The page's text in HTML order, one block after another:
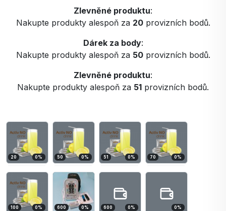
Zlevněné produktu:
Nakupte produkty alespoň za 20provizních bodů.
Dárek za body:
Nakupte produkty alespoň za 50provizních bodů.
Zlevněné produktu:
Nakupte produkty alespoň za 51 provizních bodů.
20 0% 50 0% 51 0% 70 0%
100 0% 600 0% 600 0% 0%